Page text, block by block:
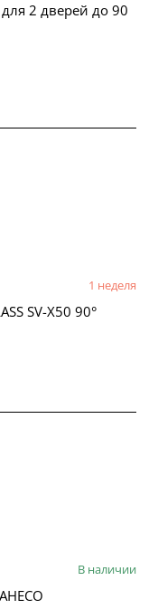
для 2 дверей до 90
1 неделя
SV-X50 90°
В наличии